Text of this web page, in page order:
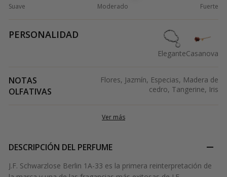
Suave Moderado Fuerte
PERSONALIDAD
EleganteCasanova
NOTAS
OLFATIVAS
Flores, Jazmín, Especias, Madera de
cedro, Tangerine, Iris
Ver más
DESCRIPCIÓN DEL PERFUME
J.F. Schwarzlose Berlin 1A-33 es la primera reinterpretación de